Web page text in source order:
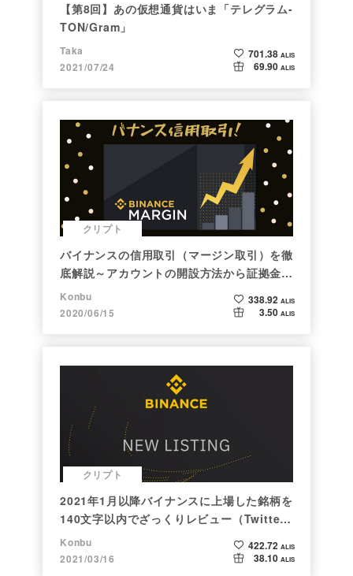
【第8回】あの仮想通貨はいま「テレグラム-
TON/Gram」
Taka
2021/07/24
701.38 ALIS
69.90 ALIS
クリプト
バイナンスの信用取引（マージン取引）を徹
底解説～アカウントの開設方法から証拠金計
算例まで～
Konbu
2020/06/15
338.92 ALIS
3.50 ALIS
クリプト
2021年1月以降バイナンスに上場した銘柄を
140文字以内でざっくりレビュー（Twitter
向け情報まとめ）
Konbu
2021/03/16
422.72 ALIS
38.10 ALIS